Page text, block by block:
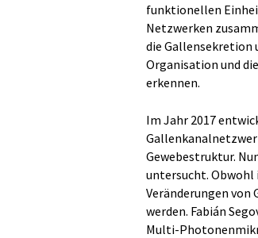
funktionellen
Netzwerken
die Gallensekretion
Organisation und
erkennen.
Im Jahr 2017
Gewebestruktur.
untersucht. Obwohl
Veränderungen von
werden. Fabián
Multi-